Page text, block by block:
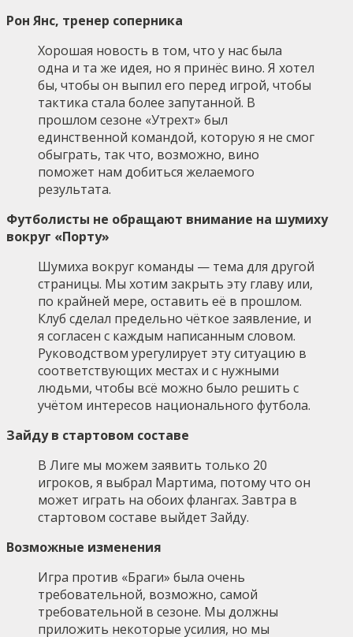
Рон Янс, тренер соперника
Хорошая новость в том, что у нас была
одна и та же идея, но я принёс вино. Я хотел
бы, чтобы он выпил его перед игрой, чтобы
тактика стала более запутанной. В
прошлом сезоне «Утрехт» был
единственной командой, которую я не смог
обыграть, так что, возможно, вино
поможет нам добиться желаемого
результата.
Футболисты не обращают внимание на шумиху
вокруг «Порту»
Шумиха вокруг команды — тема для другой
страницы. Мы хотим закрыть эту главу или,
по крайней мере, оставить её в прошлом.
Клуб сделал предельно чёткое заявление, и
я согласен с каждым написанным словом.
Руководством урегулирует эту ситуацию в
соответствующих местах и с нужными
людьми, чтобы всё можно было решить с
учётом интересов национального футбола.
Зайду в стартовом составе
В Лиге мы можем заявить только 20
игроков, я выбрал Мартима, потому что он
может играть на обоих флангах. Завтра в
стартовом составе выйдет Зайду.
Возможные изменения
Игра против «Браги» была очень
требовательной, возможно, самой
требовательной в сезоне. Мы должны
приложить некоторые усилия, но мы